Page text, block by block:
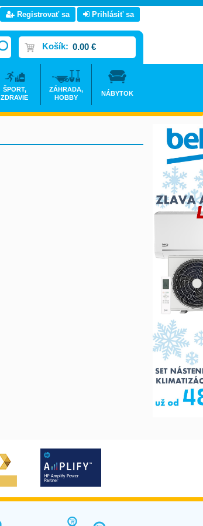
Registrovať sa Prihlásiť sa
Košík: 0.00 €
ŠPORT,
ZDRAVIE
ZÁHRADA,
HOBBY
NÁBYTOK